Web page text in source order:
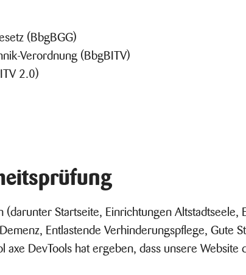
(BbgBGG)
Verordnung (BbgBITV)
2.0)
Startseite, Einrichtungen Altstadtseele,
Entlastende Verhinderungspflege, Gute
axe DevTools hat ergeben, dass unsere Website